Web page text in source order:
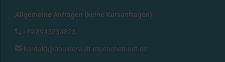
Allgemeine Anfragen (keine Kursanfragen)
+49 8945234823
 kontakt@boulderwelt-muenchen-ost.de